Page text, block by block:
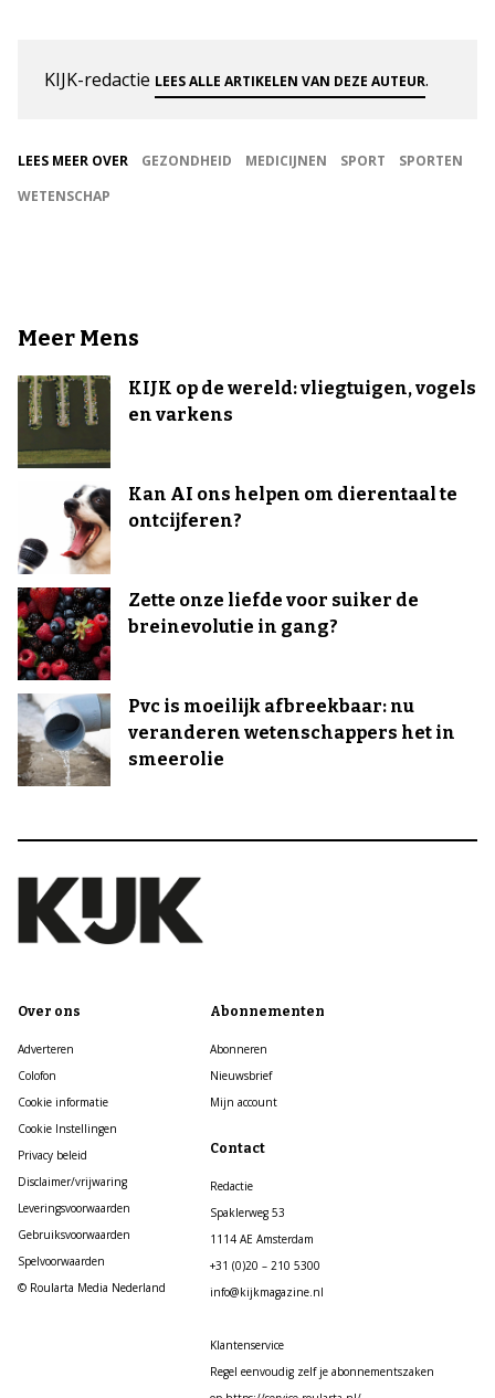
KIJK-redactie LEES ALLE ARTIKELEN VAN DEZE AUTEUR.
LEES MEER OVER GEZONDHEID MEDICIJNEN SPORT
SPORTEN
WETENSCHAP
Meer Mens
KIJK op de wereld: vliegtuigen, vogels
en varkens
Kan AI ons helpen om dierentaal te
ontcijferen?
Zette onze liefde voor suiker de
breinevolutie in gang?
Pvc is moeilijk afbreekbaar: nu
veranderen wetenschappers het in
smeerolie
Over ons
Adverteren
Colofon
Cookie informatie
Cookie Instellingen
Privacy beleid
Disclaimer/vrijwaring
Leveringsvoorwaarden
Gebruiksvoorwaarden
Spelvoorwaarden
© Roularta Media Nederland
Abonnementen
Abonneren
Nieuwsbrief
Mijn account
Contact
Redactie
Spaklerweg 53
1114 AE Amsterdam
+31 (0)20 – 210 5300
info@kijkmagazine.nl
Klantenservice
Regel eenvoudig zelf je abonnementszaken